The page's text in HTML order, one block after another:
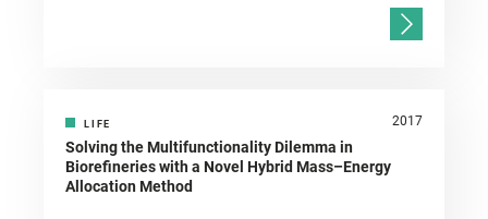
LIFE 2017
Solving the Multifunctionality Dilemma in
Biorefineries with a Novel Hybrid Mass–Energy
Allocation Method